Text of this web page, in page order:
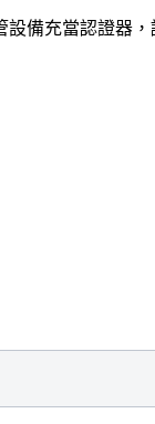
備充當認證器